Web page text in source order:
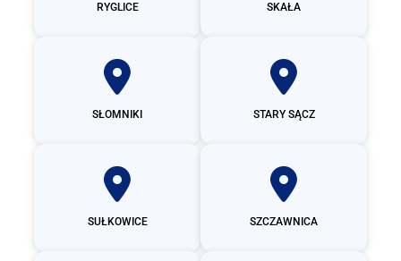
RYGLICE SKAŁA
SŁOMNIKI STARY SĄCZ
SUŁKOWICE SZCZAWNICA